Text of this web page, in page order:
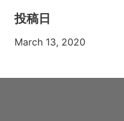
投稿日
March 13, 2020